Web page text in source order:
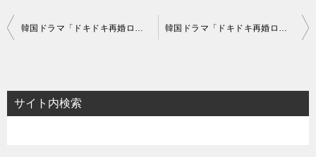
投
ビ
ゲ
韓国ドラマ「ドキドキ再婚ロマンス～子どもが5人」のあらすじ28話～30話と感想 韓国ドラマ「ドキドキ再婚ロマンス～子どもが5人」のあらすじ34話～36話-子どもたちの気持ちは？
サイト内検索